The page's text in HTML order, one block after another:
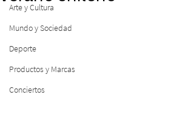
Arte y Cultura
Mundo y Sociedad
Deporte
Productos y Marcas
Conciertos